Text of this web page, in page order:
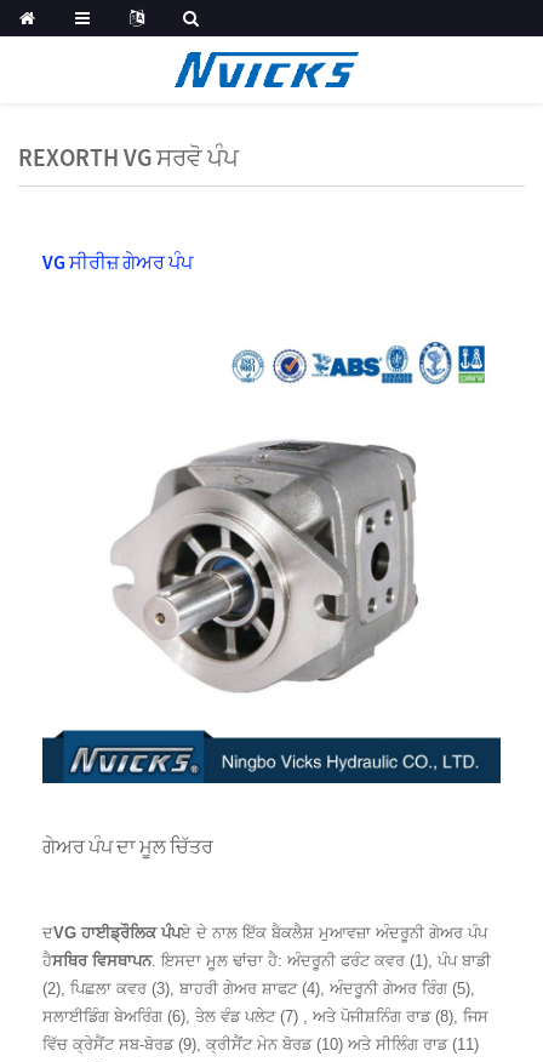
REXORTH VG ਸਰਵੋ ਪੰਪ
VG ਸੀਰੀਜ਼ ਗੇਅਰ ਪੰਪ
ਗੇਅਰ ਪੰਪ ਦਾ ਮੂਲ ਚਿੱਤਰ
ਦVG ਹਾਈਡ੍ਰੌਲਿਕ ਪੰਪਏ ਦੇ ਨਾਲ ਇੱਕ ਬੈਕਲੈਸ਼ ਮੁਆਵਜ਼ਾ ਅੰਦਰੂਨੀ ਗੇਅਰ ਪੰਪ
ਹੈਸਥਿਰ ਵਿਸਥਾਪਨ. ਇਸਦਾ ਮੂਲ ਢਾਂਚਾ ਹੈ: ਅੰਦਰੂਨੀ ਫਰੰਟ ਕਵਰ (1), ਪੰਪ ਬਾਡੀ
(2), ਪਿਛਲਾ ਕਵਰ (3), ਬਾਹਰੀ ਗੇਅਰ ਸ਼ਾਫਟ (4), ਅੰਦਰੂਨੀ ਗੇਅਰ ਰਿੰਗ (5),
ਸਲਾਈਡਿੰਗ ਬੇਅਰਿੰਗ (6), ਤੇਲ ਵੰਡ ਪਲੇਟ (7) , ਅਤੇ ਪੋਜੀਸ਼ਨਿੰਗ ਰਾਡ (8), ਜਿਸ
ਵਿੱਚ ਕ੍ਰੇਸੈਂਟ ਸਬ-ਬੋਰਡ (9), ਕ੍ਰੀਸੈਂਟ ਮੇਨ ਬੋਰਡ (10) ਅਤੇ ਸੀਲਿੰਗ ਰਾਡ (11)